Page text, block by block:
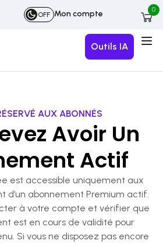
OFF Mon compte 0
Outils IA
AUX ABONNÉS
Avoir Un
Actif
est accessible uniquement aux
d’un abonnement Premium actif.
à votre compte et vérifier que
est en cours de validité pour
Si vous ne disposez pas encore